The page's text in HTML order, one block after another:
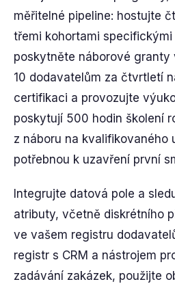
měřitelné pipeline: hostujte
třemi kohortami
poskytněte náborové granty
10 dodavatelům za čtvrtletí
certifikaci a provozujte
poskytují 500 hodin školení
z náboru na kvalifikovaného
potřebnou k uzavření první
Integrujte datová pole a
atributy, včetně diskrétního
ve vašem registru
registr s CRM a nástrojem
zadávání zakázek, použijte